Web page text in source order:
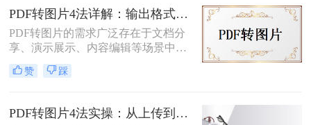
PNG，可能更为实用，比如制作演示
文稿、社交媒体分享或整合进其他图
文混排的设计中。那么pdf如何转成图
片呢？本文将详细介绍将PDF文件转
换为图片的多种方法，帮助你轻松完
成这一任务。
PDF转图片4法详解：输出格式、分辨率、批量处理全对比！
PDF转图片的需求广泛存在于文档分
享、演示展示、内容编辑等场景中。
那么pdf如何转图片呢？本文将从不同
平台和用户需求出发，详细介绍多种
赞 踩
PDF转图片4法实操：从上传到下载的完整步骤和参数设置！